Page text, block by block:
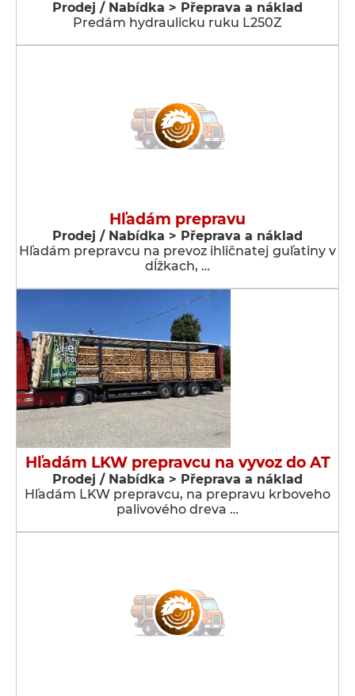
Prodej / Nabídka > Přeprava a náklad
Predám hydraulicku ruku L250Z
Hľadám prepravu
Prodej / Nabídka > Přeprava a náklad
Hľadám prepravcu na prevoz ihličnatej guľatiny v
dĺžkach, …
Hľadám LKW prepravcu na vyvoz do AT
Prodej / Nabídka > Přeprava a náklad
Hľadám LKW prepravcu, na prepravu krboveho
palivového dreva …